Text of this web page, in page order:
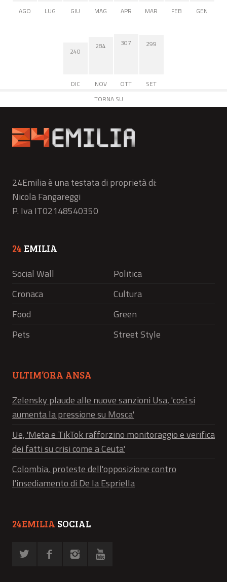
AGO
LUG GIU MAG APR MAR FEB GEN
240
DIC
284
NOV
307
OTT
299
SET
TORNA SU
24Emilia è una testata di proprietà di:
Nicola Fangareggi
P. Iva IT02148540350
24 EMILIA
Social Wall
Politica
Cronaca
Cultura
Food
Green
Pets
Street Style
ULTIM’ORA ANSA
Zelensky plaude alle nuove sanzioni Usa, 'così si
aumenta la pressione su Mosca'
Ue, 'Meta e TikTok rafforzino monitoraggio e verifica
dei fatti su crisi come a Ceuta'
Colombia, proteste dell'opposizione contro
l'insediamento di De la Espriella
24EMILIA SOCIAL